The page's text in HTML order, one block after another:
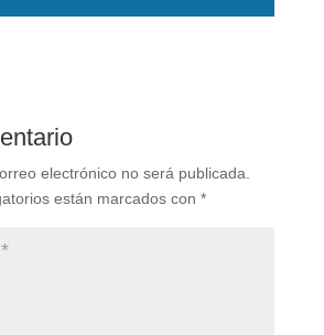
electrónico no será publicada.
están marcados con *